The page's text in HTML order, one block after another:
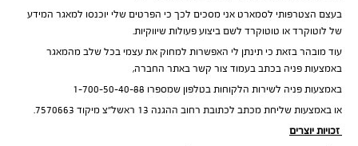
בעצם הצטרפותי לסמארט אני מסכים לכך כי הפרטים שלי יוכנסו למאגר המידע
של לוטוקרד או טוטוקרד לשם ביצוע פעולות שיווקיות.
עוד מובהר בזאת כי תינתן לי האפשרות למחוק את עצמי בכל שלב מהמאגר
באמצעות פניה בכתב בעמוד צור קשר באתר החברה,
באמצעות פניה לשירות הלקוחות בטלפון שמספרו 1-700-50-40-88
או באמצעות שליחת מכתב לכתובת רחוב ההגנה 13 ראשל”צ מיקוד 7570663.
זכויות יוצרים